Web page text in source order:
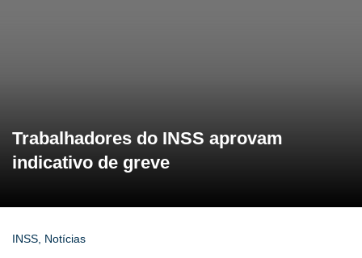
Trabalhadores do INSS aprovam
indicativo de greve
INSS, Notícias